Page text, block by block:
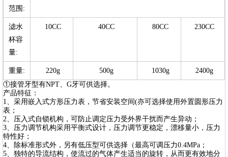
范围:
滤水
杯容
量:
10CC 40CC 80CC 230CC
重量: 220g 500g 1030g
2400g
①接管牙型有NPT、G牙可供选择。
产品特征：
1、采用嵌入式方形压力表，节省安装空间(亦可选择使用外置圆形压力
表；
2、压入式自锁机构，可防止调定压力受外界干扰而产生异动；
3、压力调节机构采用平衡式设计，压力调节更稳定，漂移量小，压力
特性好；
4、除标准形式外，另有低压型可供选择（最高可调压力0.4MPa；
5、独特的导流结构，使流过的气体产生适当的旋转，从而更有效地分